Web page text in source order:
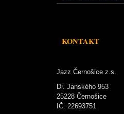
KONTAKT
Jazz Černošice z.s.
Dr. Janského 953
25228 Černošice
IČ: 22693751